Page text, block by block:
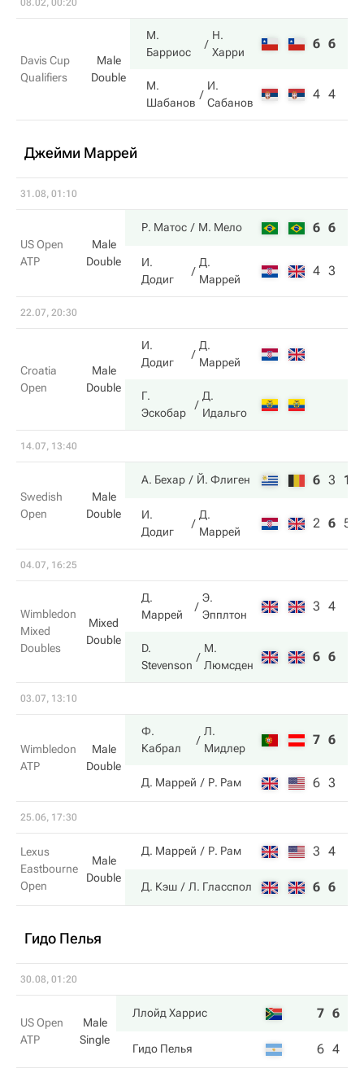
08.02, 00:20
Davis Cup
Qualifiers
Male
Double
М.
Барриос
Н.
Харри
6 6
М.
Шабанов
И.
Сабанов
4 4
Джейми Маррей
31.08, 01:10
US Open
ATP
Male
Double
Р. Матос М. Мело 6 6
И.
Додиг
Д.
Маррей
4 3
22.07, 20:30
Croatia
Open
Male
Double
И.
Додиг
Д.
Маррей
Г.
Эскобар
Д.
Идальго
14.07, 13:40
Swedish
Open
Male
Double
А. Бехар Й. Флиген 6 3 10
И.
Додиг
Д.
Маррей
2 6 5
04.07, 16:25
Wimbledon
Mixed
Doubles
Mixed
Double
Д.
Маррей
Э.
Эпплтон
3 4
D.
Stevenson
М.
Люмсден
6 6
03.07, 13:10
Wimbledon
ATP
Male
Double
Ф.
Кабрал
Л.
Мидлер
7 6
Д. Маррей Р. Рам 6 3
25.06, 17:30
Lexus
Eastbourne
Open
Male
Double
Д. Маррей Р. Рам 3 4
Д. Кэш Л. Гласспол 6 6
Гидо Пелья
30.08, 01:20
US Open
ATP
Male
Single
Ллойд Харрис 7 6
Гидо Пелья 6 4